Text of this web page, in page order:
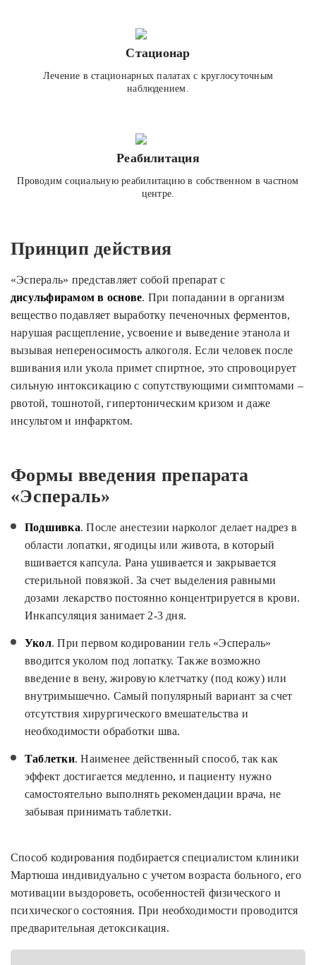
Стационар
Лечение в стационарных палатах с круглосуточным
наблюдением.
Реабилитация
Проводим социальную реабилитацию в собственном в частном
центре.
Принцип действия
«Эспераль» представляет собой препарат с
дисульфирамом в основе. При попадании в организм
вещество подавляет выработку печеночных ферментов,
нарушая расщепление, усвоение и выведение этанола и
вызывая непереносимость алкоголя. Если человек после
вшивания или укола примет спиртное, это спровоцирует
сильную интоксикацию с сопутствующими симптомами –
рвотой, тошнотой, гипертоническим кризом и даже
инсультом и инфарктом.
Формы введения препарата
«Эспераль»
Подшивка. После анестезии нарколог делает надрез в
области лопатки, ягодицы или живота, в который
вшивается капсула. Рана ушивается и закрывается
стерильной повязкой. За счет выделения равными
дозами лекарство постоянно концентрируется в крови.
Инкапсуляция занимает 2-3 дня.
Укол. При первом кодировании гель «Эспераль»
вводится уколом под лопатку. Также возможно
введение в вену, жировую клетчатку (под кожу) или
внутримышечно. Самый популярный вариант за счет
отсутствия хирургического вмешательства и
необходимости обработки шва.
Таблетки. Наименее действенный способ, так как
эффект достигается медленно, и пациенту нужно
самостоятельно выполнять рекомендации врача, не
забывая принимать таблетки.
Способ кодирования подбирается специалистом клиники
Мартюша индивидуально с учетом возраста больного, его
мотивации выздороветь, особенностей физического и
психического состояния. При необходимости проводится
предварительная детоксикация.